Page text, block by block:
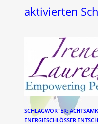
aktivierten
SCHLAGWÖRTER:
ENERGIESCHLÖSSER